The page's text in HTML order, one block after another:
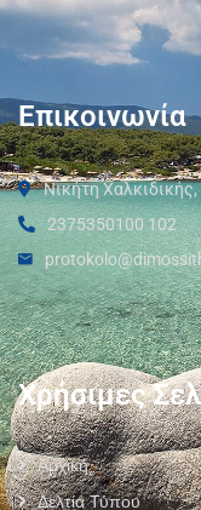
Επικοινωνία
Νικήτη
2375350100 102
Χρήσιμες
Αρχική
Δελτία Τύπου